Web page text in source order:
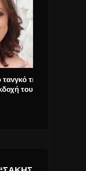
της
του